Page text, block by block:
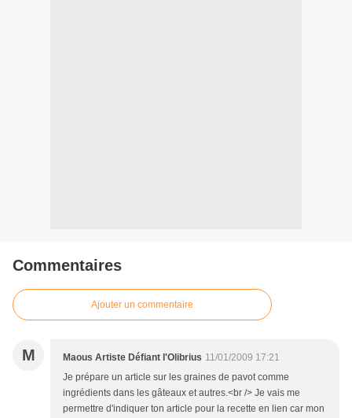
Commentaires
Ajouter un commentaire
M Maous Artiste Défiant l'Olibrius 11/01/2009 17:21
Je prépare un article sur les graines de pavot comme
ingrédients dans les gâteaux et autres.<br /> Je vais me
permettre d'indiquer ton article pour la recette en lien car mon